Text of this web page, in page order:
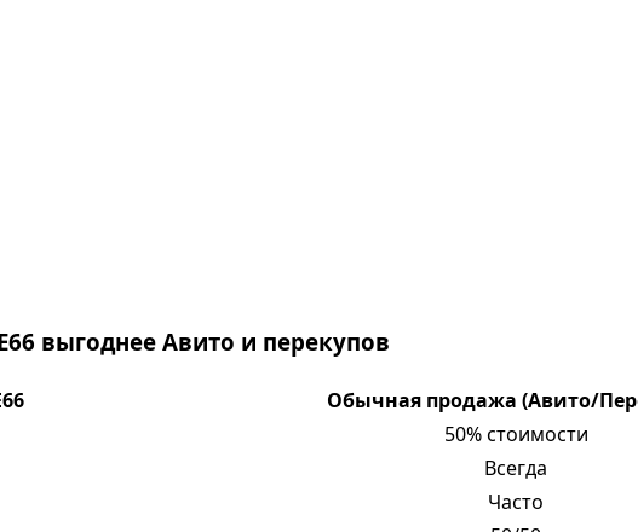
выгоднее Авито и перекупов
Обычная продажа (Авито/
50% стоимости
Всегда
Часто